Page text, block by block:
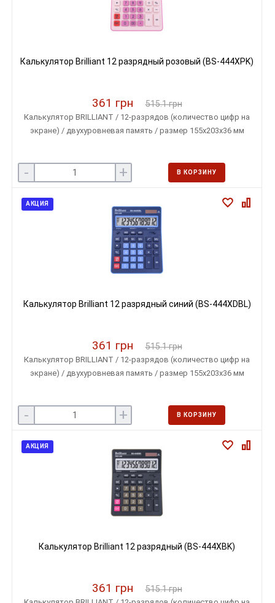
Калькулятор Brilliant 12 разрядный розовый (BS-444XPK)
361 грн 515.1 грн
Калькулятор BRILLIANT / 12-разрядов (количество цифр на
экране) / двухуровневая память / размер 155х203х36 мм
- + В КОРЗИНУ
АКЦИЯ
Калькулятор Brilliant 12 разрядный синий (BS-444XDBL)
361 грн 515.1 грн
Калькулятор BRILLIANT / 12-разрядов (количество цифр на
экране) / двухуровневая память / размер 155х203х36 мм
- + В КОРЗИНУ
АКЦИЯ
Калькулятор Brilliant 12 разрядный (BS-444XBK)
361 грн 515.1 грн